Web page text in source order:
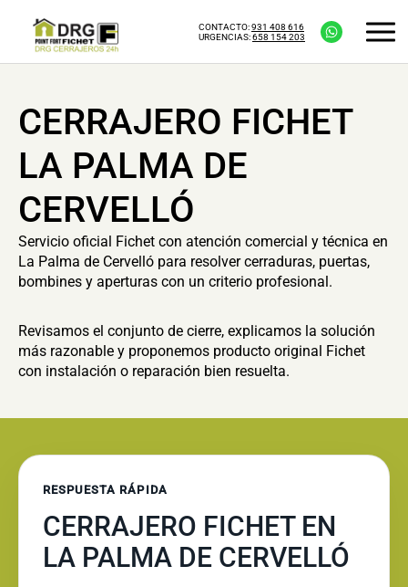
CONTACTO:931 408 616
URGENCIAS:658 154 203
CERRAJERO FICHET
LA PALMA DE
CERVELLÓ
Servicio oficial Fichet con atención comercial y técnica en
La Palma de Cervelló para resolver cerraduras, puertas,
bombines y aperturas con un criterio profesional.
Revisamos el conjunto de cierre, explicamos la solución
más razonable y proponemos producto original Fichet
con instalación o reparación bien resuelta.
RESPUESTA RÁPIDA
CERRAJERO FICHET EN
LA PALMA DE CERVELLÓ